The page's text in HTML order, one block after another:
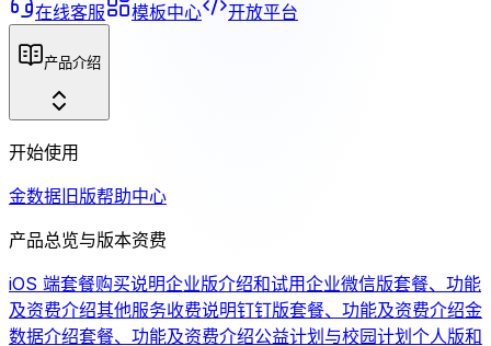
在线客服
模板中心 开放平台
产品介绍
开始使用
金数据旧版帮助中心
产品总览与版本资费
iOS 端套餐购买说明企业版介绍和试用企业微信版套餐、功能
及资费介绍其他服务收费说明钉钉版套餐、功能及资费介绍金
数据介绍套餐、功能及资费介绍公益计划与校园计划个人版和